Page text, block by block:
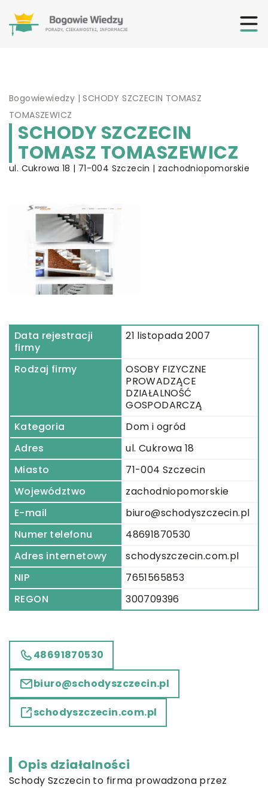
Bogowiewiedzy |SCHODY SZCZECIN TOMASZ
TOMASZEWICZ
SCHODY SZCZECIN
TOMASZ TOMASZEWICZ
ul. Cukrowa 18 | 71-004 Szczecin | zachodniopomorskie
Data rejestracji
firmy
21 listopada 2007
Rodzaj firmy
OSOBY FIZYCZNE
PROWADZĄCE
DZIAŁALNOŚĆ
GOSPODARCZĄ
Kategoria
Dom i ogród
Adres
ul. Cukrowa 18
Miasto
71-004 Szczecin
Województwo
zachodniopomorskie
E-mail
biuro@schodyszczecin.pl
Numer telefonu
48691870530
Adres internetowy
schodyszczecin.com.pl
NIP
7651565853
REGON
300709396
48691870530
biuro@schodyszczecin.pl
schodyszczecin.com.pl
Opis działalności
Schody Szczecin to firma prowadzona przez